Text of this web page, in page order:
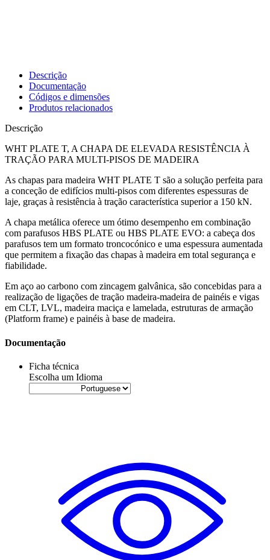
Descrição
Documentação
Códigos e dimensões
Produtos relacionados
Descrição
WHT PLATE T, A CHAPA DE ELEVADA RESISTÊNCIA À
TRAÇÃO PARA MULTI-PISOS DE MADEIRA
As chapas para madeira WHT PLATE T são a solução perfeita para
a conceção de edifícios multi-pisos com diferentes espessuras de
laje, graças à resistência à tração característica superior a 150 kN.
A chapa metálica oferece um ótimo desempenho em combinação
com parafusos HBS PLATE ou HBS PLATE EVO: a cabeça dos
parafusos tem um formato troncocónico e uma espessura aumentada
que permitem a fixação das chapas à madeira em total segurança e
fiabilidade.
Em aço ao carbono com zincagem galvânica, são concebidas para a
realização de ligações de tração madeira-madeira de painéis e vigas
em CLT, LVL, madeira maciça e lamelada, estruturas de armação
(Platform frame) e painéis à base de madeira.
Documentação
Ficha técnica
Escolha um Idioma